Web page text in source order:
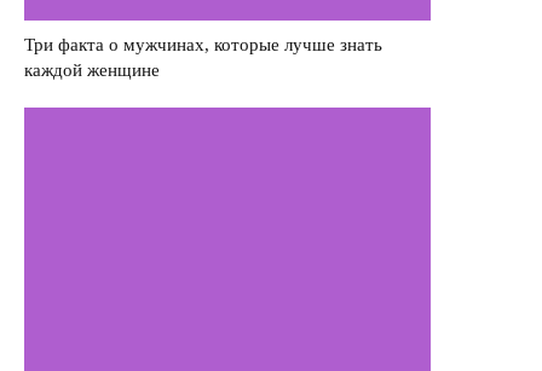
Три факта о мужчинах, которые лучше знать
каждой женщине
Деньги
Насилие в семье